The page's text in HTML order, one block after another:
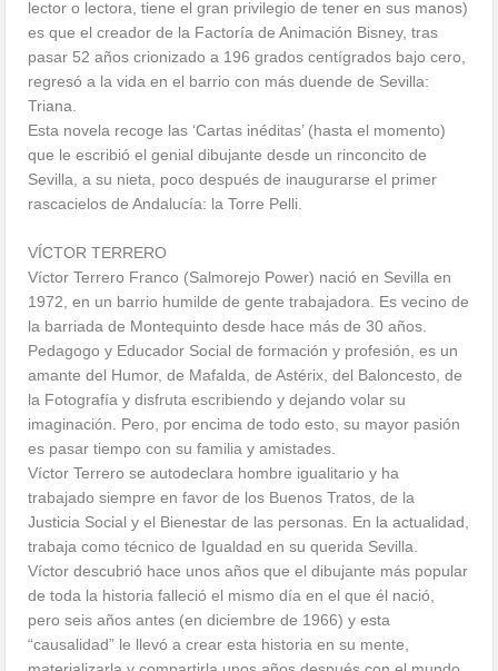
lector o lectora, tiene el gran privilegio de tener en sus manos)
es que el creador de la Factoría de Animación Bisney, tras
pasar 52 años crionizado a 196 grados centígrados bajo cero,
regresó a la vida en el barrio con más duende de Sevilla:
Triana.
Esta novela recoge las ‘Cartas inéditas’ (hasta el momento)
que le escribió el genial dibujante desde un rinconcito de
Sevilla, a su nieta, poco después de inaugurarse el primer
rascacielos de Andalucía: la Torre Pelli.
VÍCTOR TERRERO
Víctor Terrero Franco (Salmorejo Power) nació en Sevilla en
1972, en un barrio humilde de gente trabajadora. Es vecino de
la barriada de Montequinto desde hace más de 30 años.
Pedagogo y Educador Social de formación y profesión, es un
amante del Humor, de Mafalda, de Astérix, del Baloncesto, de
la Fotografía y disfruta escribiendo y dejando volar su
imaginación. Pero, por encima de todo esto, su mayor pasión
es pasar tiempo con su familia y amistades.
Víctor Terrero se autodeclara hombre igualitario y ha
trabajado siempre en favor de los Buenos Tratos, de la
Justicia Social y el Bienestar de las personas. En la actualidad,
trabaja como técnico de Igualdad en su querida Sevilla.
Víctor descubrió hace unos años que el dibujante más popular
de toda la historia falleció el mismo día en el que él nació,
pero seis años antes (en diciembre de 1966) y esta
“causalidad” le llevó a crear esta historia en su mente,